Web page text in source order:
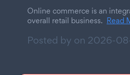
Online commerce is an
overall retail business. Read
Posted by on 2026-